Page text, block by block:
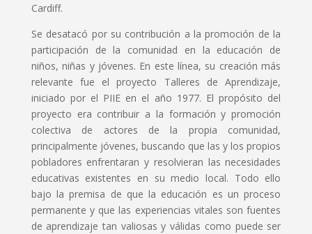
Cardiff.
Se desatacó por su contribución a la promoción de la
participación de la comunidad en la educación de
niños, niñas y jóvenes. En este línea, su creación más
relevante fue el proyecto Talleres de Aprendizaje,
iniciado por el PIIE en el año 1977. El propósito del
proyecto era contribuir a la formación y promoción
colectiva de actores de la propia comunidad,
principalmente jóvenes, buscando que las y los propios
pobladores enfrentaran y resolvieran las necesidades
educativas existentes en su medio local. Todo ello
bajo la premisa de que la educación es un proceso
permanente y que las experiencias vitales son fuentes
de aprendizaje tan valiosas y válidas como puede ser